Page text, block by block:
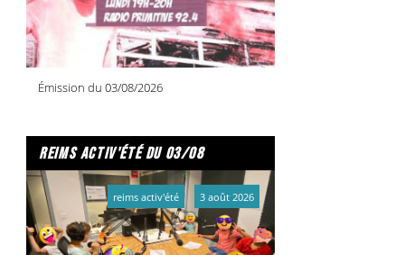
Émission du 03/08/2026
reims activ'été du 03/08
reims activ'été 3 août 2026